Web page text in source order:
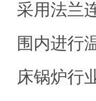
采用法兰
围内进行
床锅炉行